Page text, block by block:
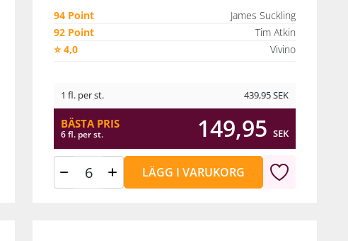
94 Point
James Suckling
92 Point
Tim Atkin
⭐ 4,0
Vivino
1 fl. per st. 439,95SEK
BÄSTA PRIS
6 fl. per st. 149,95 SEK
LÄGG I VARUKORG